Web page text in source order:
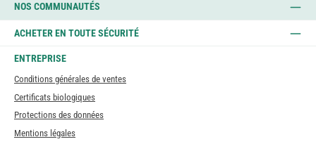
NOS COMMUNAUTÉS
ACHETER EN TOUTE SÉCURITÉ
ENTREPRISE
Conditions générales de ventes
Certificats biologiques
Protections des données
Mentions légales